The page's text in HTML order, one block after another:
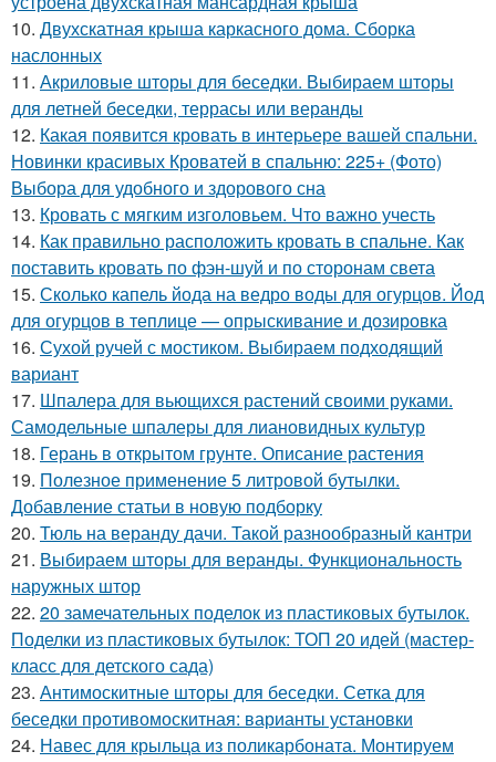
10. Двухскатная крыша каркасного дома. Сборка
наслонных
11. Акриловые шторы для беседки. Выбираем шторы
для летней беседки, террасы или веранды
12. Какая появится кровать в интерьере вашей спальни.
Новинки красивых Кроватей в спальню: 225+ (Фото)
Выбора для удобного и здорового сна
13. Кровать с мягким изголовьем. Что важно учесть
14. Как правильно расположить кровать в спальне. Как
поставить кровать по фэн-шуй и по сторонам света
15. Сколько капель йода на ведро воды для огурцов. Йод
для огурцов в теплице — опрыскивание и дозировка
16. Сухой ручей с мостиком. Выбираем подходящий
вариант
17. Шпалера для вьющихся растений своими руками.
Самодельные шпалеры для лиановидных культур
18. Герань в открытом грунте. Описание растения
19. Полезное применение 5 литровой бутылки.
Добавление статьи в новую подборку
20. Тюль на веранду дачи. Такой разнообразный кантри
21. Выбираем шторы для веранды. Функциональность
наружных штор
22. 20 замечательных поделок из пластиковых бутылок.
Поделки из пластиковых бутылок: ТОП 20 идей (мастер-
класс для детского сада)
23. Антимоскитные шторы для беседки. Сетка для
беседки противомоскитная: варианты установки
24. Навес для крыльца из поликарбоната. Монтируем